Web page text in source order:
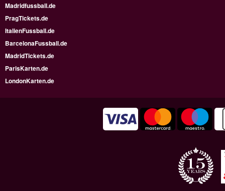
Madridfussball.de
PragTickets.de
ItalienFussball.de
BarcelonaFussball.de
MadridTickets.de
ParisKarten.de
LondonKarten.de